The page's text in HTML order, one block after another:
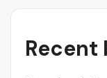
Recent